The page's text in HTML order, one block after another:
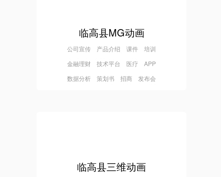
临高县MG动画
公司宣传 产品介绍 课件 培训
金融理财 技术平台 医疗 APP
数据分析 策划书 招商 发布会
临高县三维动画